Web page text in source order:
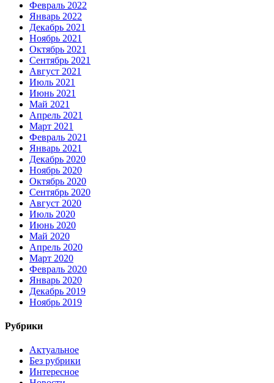
Февраль 2022
Январь 2022
Декабрь 2021
Ноябрь 2021
Октябрь 2021
Сентябрь 2021
Август 2021
Июль 2021
Июнь 2021
Май 2021
Апрель 2021
Март 2021
Февраль 2021
Январь 2021
Декабрь 2020
Ноябрь 2020
Октябрь 2020
Сентябрь 2020
Август 2020
Июль 2020
Июнь 2020
Май 2020
Апрель 2020
Март 2020
Февраль 2020
Январь 2020
Декабрь 2019
Ноябрь 2019
Рубрики
Актуальное
Без рубрики
Интересное